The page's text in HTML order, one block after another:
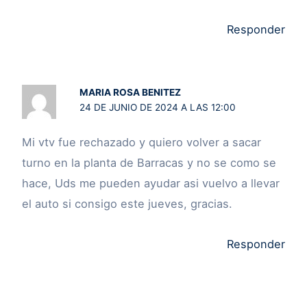
Responder
MARIA ROSA BENITEZ
24 DE JUNIO DE 2024 A LAS 12:00
Mi vtv fue rechazado y quiero volver a sacar
turno en la planta de Barracas y no se como se
hace, Uds me pueden ayudar asi vuelvo a llevar
el auto si consigo este jueves, gracias.
Responder